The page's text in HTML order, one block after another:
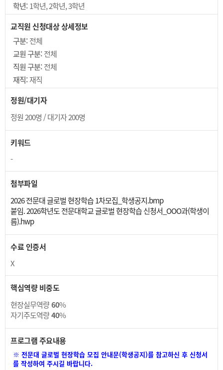
학년: 1학년, 2학년, 3학년
교직원 신청대상 상세정보
구분: 전체
교원 구분: 전체
직원 구분: 전체
재직: 재직
정원/대기자
정원200명/대기자200명
키워드
-
첨부파일
2026 전문대 글로벌 현장학습 1차모집_학생공지.bmp
붙임. 2026학년도 전문대학교 글로벌 현장학습 신청서_OOO과(학생이
름).hwp
수료 인증서
X
핵심역량 비중도
현장실무역량60%
자기주도역량40%
프로그램 주요내용
※ 전문대 글로벌 현장학습 모집 안내문(학생공지)를 참고하신 후 신청서
를 작성하여 주시길 바랍니다.